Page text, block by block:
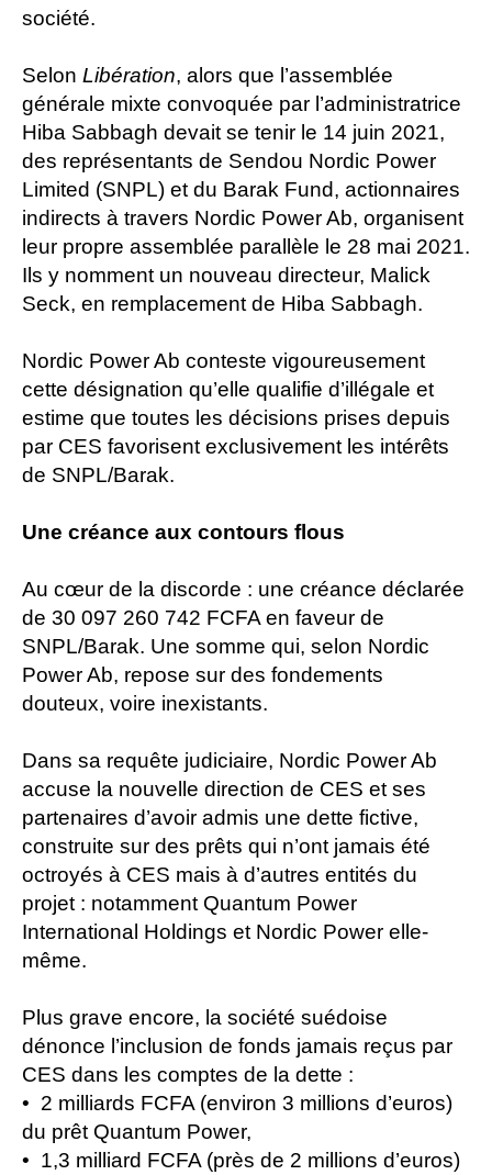
société.
Selon Libération, alors que l’assemblée
générale mixte convoquée par l’administratrice
Hiba Sabbagh devait se tenir le 14 juin 2021,
des représentants de Sendou Nordic Power
Limited (SNPL) et du Barak Fund, actionnaires
indirects à travers Nordic Power Ab, organisent
leur propre assemblée parallèle le 28 mai 2021.
Ils y nomment un nouveau directeur, Malick
Seck, en remplacement de Hiba Sabbagh.
Nordic Power Ab conteste vigoureusement
cette désignation qu’elle qualifie d’illégale et
estime que toutes les décisions prises depuis
par CES favorisent exclusivement les intérêts
de SNPL/Barak.
Une créance aux contours flous
Au cœur de la discorde : une créance déclarée
de 30 097 260 742 FCFA en faveur de
SNPL/Barak. Une somme qui, selon Nordic
Power Ab, repose sur des fondements
douteux, voire inexistants.
Dans sa requête judiciaire, Nordic Power Ab
accuse la nouvelle direction de CES et ses
partenaires d’avoir admis une dette fictive,
construite sur des prêts qui n’ont jamais été
octroyés à CES mais à d’autres entités du
projet : notamment Quantum Power
International Holdings et Nordic Power elle-
même.
Plus grave encore, la société suédoise
dénonce l’inclusion de fonds jamais reçus par
CES dans les comptes de la dette :
• 2 milliards FCFA (environ 3 millions d’euros)
du prêt Quantum Power,
• 1,3 milliard FCFA (près de 2 millions d’euros)